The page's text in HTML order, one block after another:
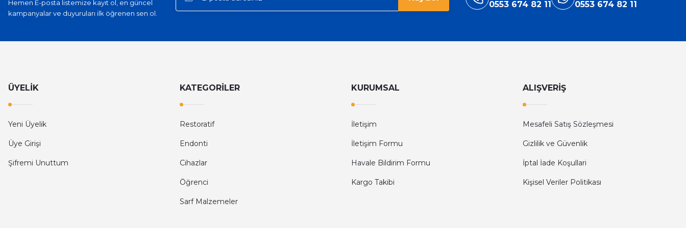
Hemen E-posta listemize kayıt ol, en güncel
kampanyalar ve duyuruları ilk öğrenen sen ol.
0553 674 82 11 0553 674 82 11
ÜYELİK
Yeni Üyelik
Üye Girişi
Şifremi Unuttum
KATEGORİLER
Restoratif
Endonti
Cihazlar
Öğrenci
Sarf Malzemeler
KURUMSAL
İletişim
İletişim Formu
Havale Bildirim Formu
Kargo Takibi
ALIŞVERİŞ
Mesafeli Satış Sözleşmesi
Gizlilik ve Güvenlik
İptal İade Koşullari
Kişisel Veriler Politikası